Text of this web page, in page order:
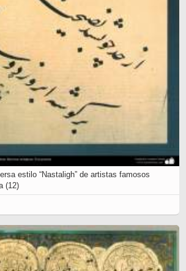
estilo “Nastaligh” de artistas famosos
(12)